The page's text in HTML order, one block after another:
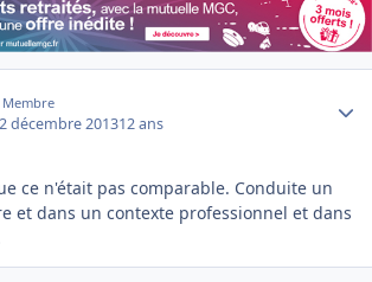
Membre
décembre 201312 ans
ce n'était pas comparable. Conduite un
et dans un contexte professionnel et dans